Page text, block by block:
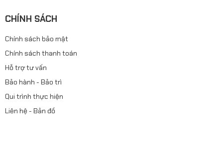
CHÍNH SÁCH
Chính sách bảo mật
Chính sách thanh toán
Hỗ trợ tư vấn
Bảo hành - Bảo trì
Qui trình thực hiện
Liên hệ - Bản đồ